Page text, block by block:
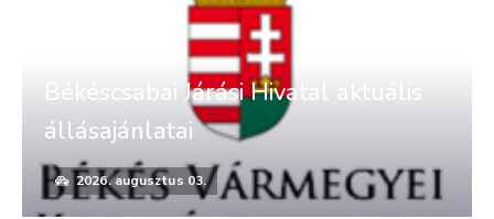
Békéscsabai Járási Hivatal aktuális
állásajánlatai
2026. augusztus 03.